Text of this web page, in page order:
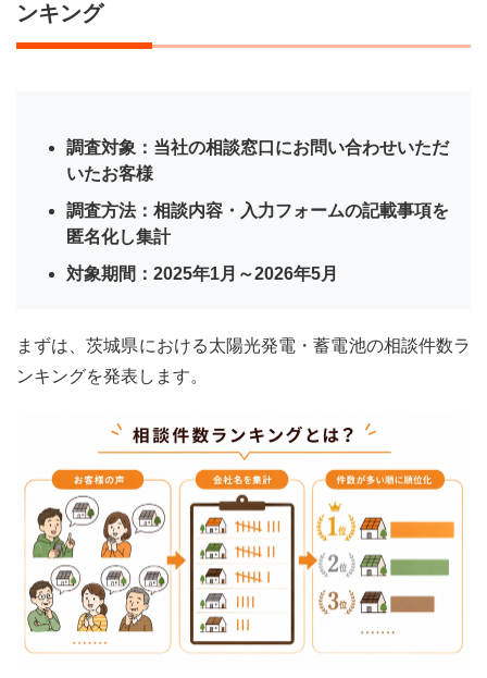
相談
件数
1.1
茨城
太陽
光発
蓄電
施工
ど
県の
太陽
光発
電・
蓄電
池の
相場
価格
ンキング
調査対象：当社の相談窓口にお問い合わせいただ
いたお客様
調査方法：相談内容・入力フォームの記載事項を
匿名化し集計
対象期間：2025年1月～2026年5月
まずは、茨城県における太陽光発電・蓄電池の相談件数ラ
ンキングを発表します。